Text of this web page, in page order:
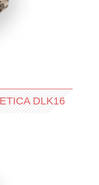
DLK16